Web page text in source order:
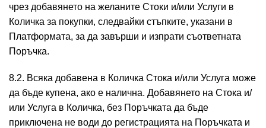
чрез добавянето на желаните Стоки и/или Услуги в
Количка за покупки, следвайки стъпките, указани в
Платформата, за да завърши и изпрати съответната
Поръчка.
8.2. Всяка добавена в Количка Стока и/или Услуга може
да бъде купена, ако е налична. Добавянето на Стока и/
или Услуга в Количка, без Поръчката да бъде
приключена не води до регистрацията на Поръчката и